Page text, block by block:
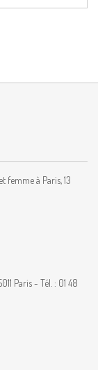
femme à Paris, 13
Paris - Tél. : 01 48